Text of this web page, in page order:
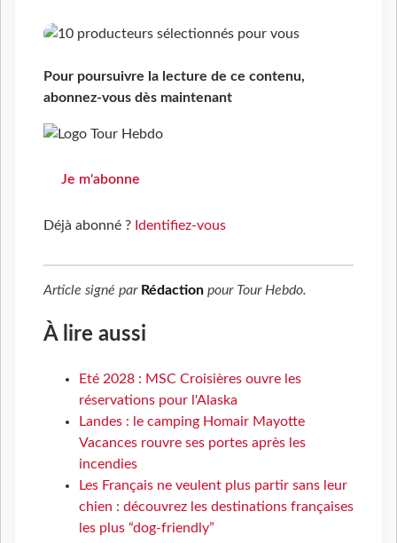
Pour poursuivre la lecture de ce contenu,
abonnez-vous dès maintenant
Je m'abonne
Déjà abonné ? Identifiez-vous
Article signé par Rédaction pour Tour Hebdo.
À lire aussi
Eté 2028 : MSC Croisières ouvre les
réservations pour l'Alaska
Landes : le camping Homair Mayotte
Vacances rouvre ses portes après les
incendies
Les Français ne veulent plus partir sans leur
chien : découvrez les destinations françaises
les plus “dog-friendly”